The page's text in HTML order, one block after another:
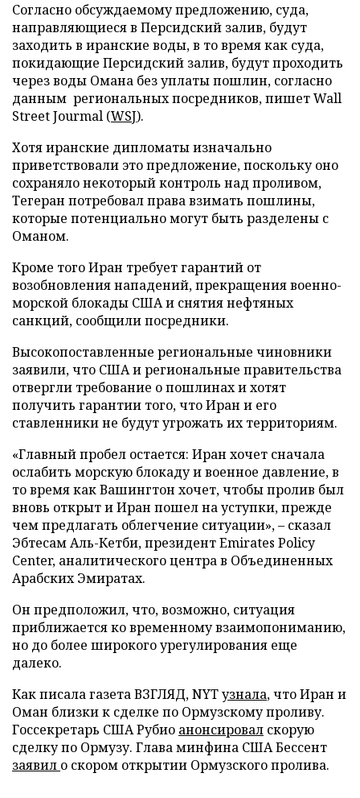
Согласно обсуждаемому предложению, суда,
направляющиеся в Персидский залив, будут
заходить в иранские воды, в то время как суда,
покидающие Персидский залив, будут проходить
через воды Омана без уплаты пошлин, согласно
данным региональных посредников, пишет Wall
Street Jourmal (WSJ).
Хотя иранские дипломаты изначально
приветствовали это предложение, поскольку оно
сохраняло некоторый контроль над проливом,
Тегеран потребовал права взимать пошлины,
которые потенциально могут быть разделены с
Оманом.
Кроме того Иран требует гарантий от
возобновления нападений, прекращения военно-
морской блокады США и снятия нефтяных
санкций, сообщили посредники.
Высокопоставленные региональные чиновники
заявили, что США и региональные правительства
отвергли требование о пошлинах и хотят
получить гарантии того, что Иран и его
ставленники не будут угрожать их территориям.
«Главный пробел остается: Иран хочет сначала
ослабить морскую блокаду и военное давление, в
то время как Вашингтон хочет, чтобы пролив был
вновь открыт и Иран пошел на уступки, прежде
чем предлагать облегчение ситуации», – сказал
Эбтесам Аль-Кетби, президент Emirates Policy
Center, аналитического центра в Объединенных
Арабских Эмиратах.
Он предположил, что, возможно, ситуация
приближается ко временному взаимопониманию,
но до более широкого урегулирования еще
далеко.
Как писала газета ВЗГЛЯД, NYTузнала, что Иран и
Оман близки к сделке по Ормузскому проливу.
Госсекретарь США Рубио анонсировал скорую
сделку по Ормузу. Глава минфина США Бессент
заявил о скором открытии Ормузского пролива.